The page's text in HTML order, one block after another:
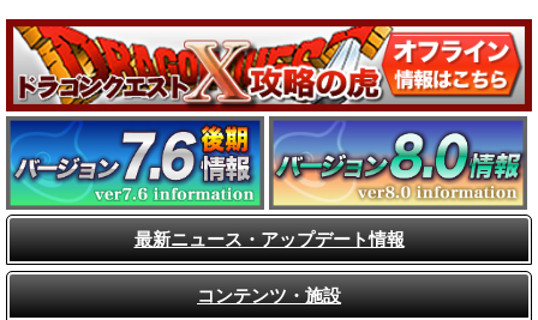
最新ニュース・アップデート情報
コンテンツ・施設